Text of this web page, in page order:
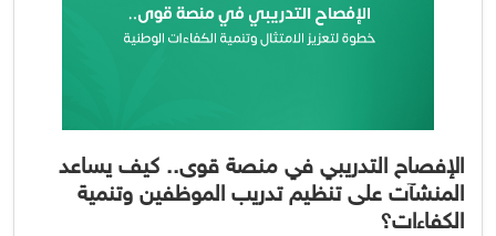
الإفصاح التدريبي في منصة قوى.. كيف يساعد
المنشآت على تنظيم تدريب الموظفين وتنمية
الكفاءات؟